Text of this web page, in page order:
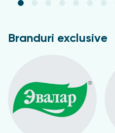
Branduri exclusive